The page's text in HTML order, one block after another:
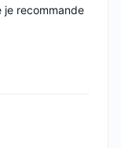
je recommande